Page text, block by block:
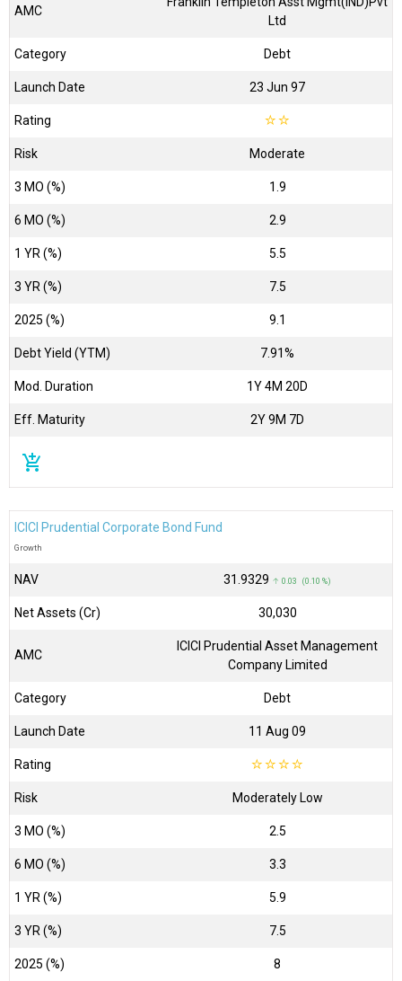
AMC
Ltd
Category Debt
Launch Date 23 Jun 97
Rating ☆☆
Risk Moderate
3 MO (%) 1.9
6 MO (%) 2.9
1 YR (%) 5.5
3 YR (%) 7.5
2025 (%) 9.1
Debt Yield (YTM) 7.91%
Mod. Duration 1Y 4M 20D
Eff. Maturity 2Y 9M 7D
add_shopping_cart
ICICI Prudential Corporate Bond Fund
Growth
NAV ₹31.9329 ↑ 0.03 (0.10 %)
Net Assets (Cr) ₹30,030
AMC
ICICI Prudential Asset Management
Company Limited
Category Debt
Launch Date 11 Aug 09
Rating ☆☆☆☆
Risk Moderately Low
3 MO (%) 2.5
6 MO (%) 3.3
1 YR (%) 5.9
3 YR (%) 7.5
2025 (%) 8